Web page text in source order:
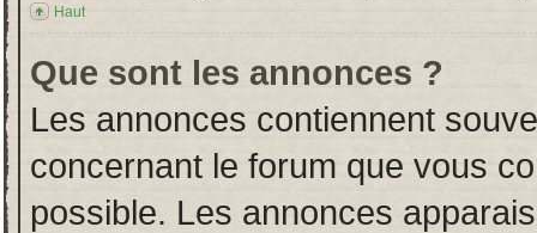
Haut
Que sont les annonces ?
Les annonces contiennent
concernant le forum que vous
possible. Les annonces